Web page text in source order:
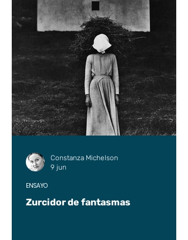
Zurcidor de fantasmas
ENSAYO
Constanza Michelson
9 jun